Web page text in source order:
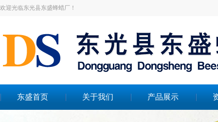
欢迎光临东光县东盛蜂蜡厂！
东盛首页 关于我们 产品展示